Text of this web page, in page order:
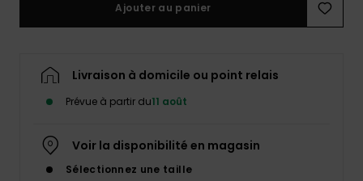
Ajouter au panier
Livraison à domicile ou point relais
Prévue à partir du11 août
Voir la disponibilité en magasin
Sélectionnez une taille